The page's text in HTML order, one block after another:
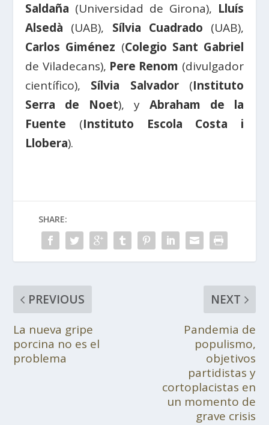
Saldaña (Universidad de Girona), Lluís
Alsedà (UAB), Sílvia Cuadrado (UAB),
Carlos Giménez (Colegio Sant Gabriel
de Viladecans), Pere Renom (divulgador
científico), Sílvia Salvador(Instituto
Serra de Noet), y Abraham de la
Fuente (Instituto Escola Costa i
Llobera).
SHARE:
PREVIOUS
La nueva gripe
porcina no es el
problema
NEXT
Pandemia de
populismo,
objetivos
partidistas y
cortoplacistas en
un momento de
grave crisis